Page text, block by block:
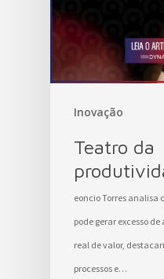
Inovação
Teatro da
eoncio Torres analisa
pode gerar excesso
real de valor,
processos e…